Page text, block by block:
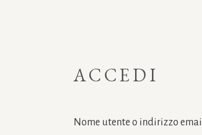
ACCEDI
Nome utente o indirizzo email